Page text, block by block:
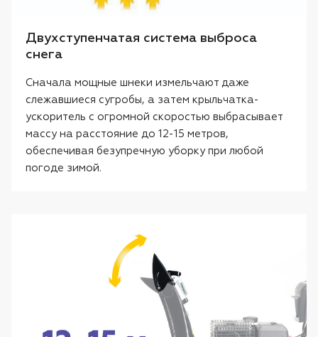
Двухступенчатая система выброса
снега
Сначала мощные шнеки измельчают даже
слежавшиеся сугробы, а затем крыльчатка-
ускоритель с огромной скоростью выбрасывает
массу на расстояние до 12-15 метров,
обеспечивая безупречную уборку при любой
погоде зимой.